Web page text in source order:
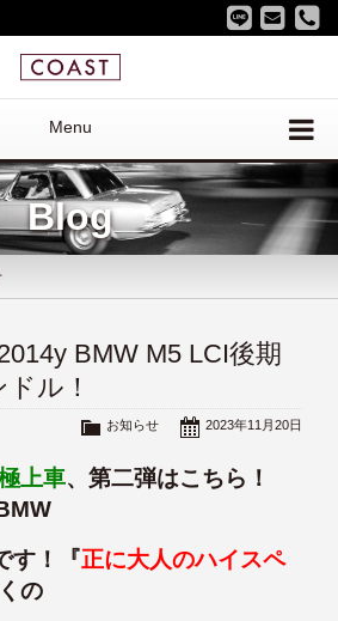
Menu
Blog
BMW M5 LCI後期
ル！
2023年11月20日
お知らせ
上車、第二弾はこちら！
す！『正に大人のハイスペ
の